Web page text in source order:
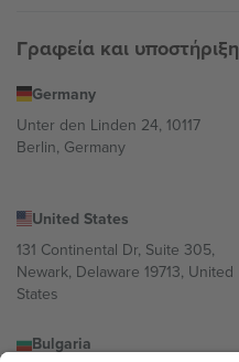
Γραφεία και υποστήριξη
Germany
Unter den Linden 24, 10117
Berlin, Germany
United States
131 Continental Dr, Suite 305,
Newark, Delaware 19713, United
States
Bulgaria